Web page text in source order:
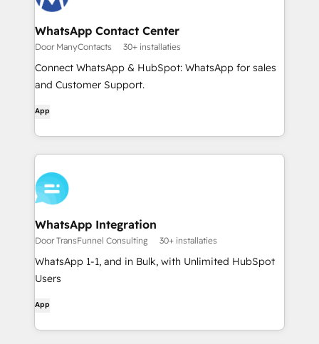
WhatsApp Contact Center
Door ManyContacts 30+ installaties
Connect WhatsApp & HubSpot: WhatsApp for sales
and Customer Support.
App
WhatsApp Integration
Door TransFunnel Consulting 30+ installaties
WhatsApp 1-1, and in Bulk, with Unlimited HubSpot
Users
App